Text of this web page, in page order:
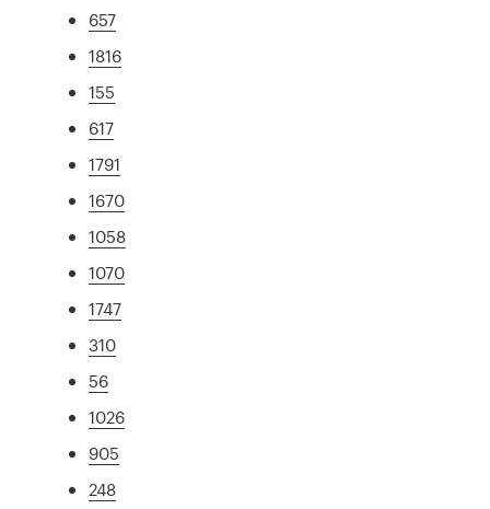
657
1816
155
617
1791
1670
1058
1070
1747
310
56
1026
905
248